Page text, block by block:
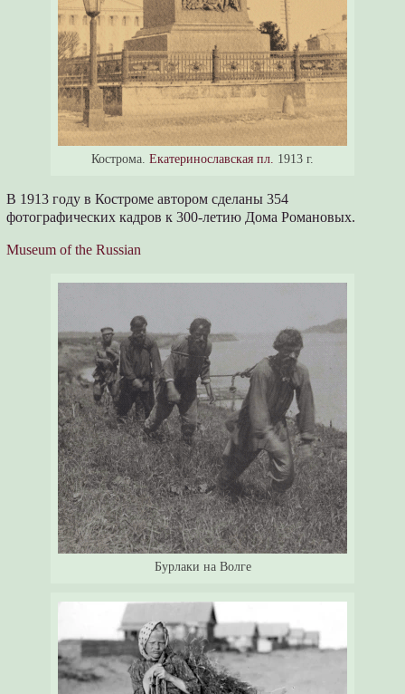
Кострома. Екатеринославская пл. 1913 г.
В 1913 году в Костроме автором сделаны 354
фотографических кадров к 300-летию Дома Романовых.
Museum of the Russian
Бурлаки на Волге